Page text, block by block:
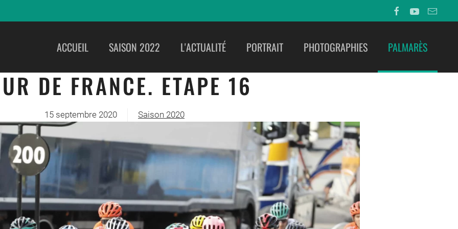
ACCUEIL SAISON 2022 L'ACTUALITÉ PORTRAIT PHOTOGRAPHIES PALMARÈS
DE FRANCE. ETAPE 16
15 septembre 2020 Saison 2020